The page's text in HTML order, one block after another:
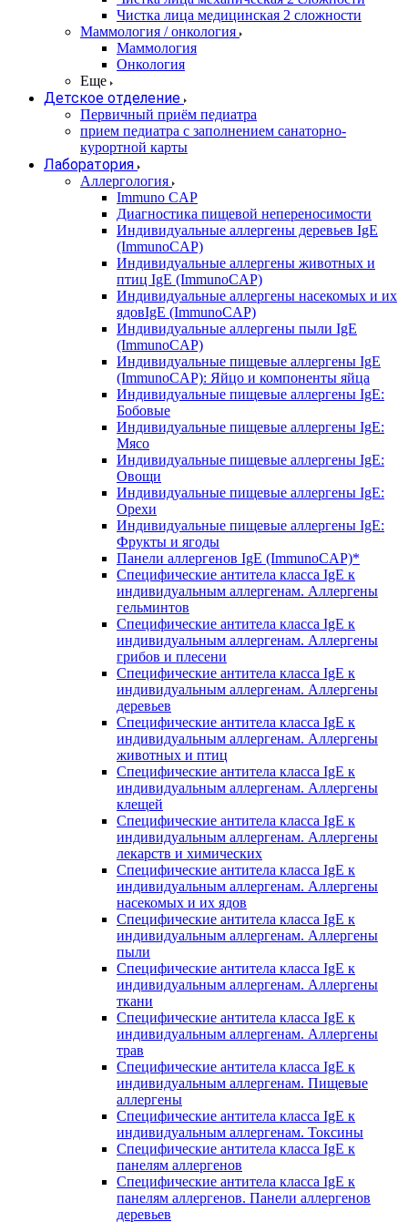
Чистка лица медицинская 2 сложности
Маммология / онкология
Маммология
Онкология
Еще
Детское отделение
Первичный приём педиатра
прием педиатра с заполнением санаторно-
курортной карты
Лаборатория
Аллергология
Immuno CAP
Диагностика пищевой непереносимости
Индивидуальные аллергены деревьев IgE
(ImmunoCAP)
Индивидуальные аллергены животных и
птиц IgE (ImmunoCAP)
Индивидуальные аллергены насекомых и их
ядовIgE (ImmunoCAP)
Индивидуальные аллергены пыли IgE
(ImmunoCAP)
Индивидуальные пищевые аллергены IgE
(ImmunoCAP): Яйцо и компоненты яйца
Индивидуальные пищевые аллергены IgE:
Бобовые
Индивидуальные пищевые аллергены IgE:
Мясо
Индивидуальные пищевые аллергены IgE:
Овощи
Индивидуальные пищевые аллергены IgE:
Орехи
Индивидуальные пищевые аллергены IgE:
Фрукты и ягоды
Панели аллергенов IgE (ImmunoCAP)*
Специфические антитела класса IgE к
индивидуальным аллергенам. Аллергены
гельминтов
Специфические антитела класса IgE к
индивидуальным аллергенам. Аллергены
грибов и плесени
Специфические антитела класса IgE к
индивидуальным аллергенам. Аллергены
деревьев
Специфические антитела класса IgE к
индивидуальным аллергенам. Аллергены
животных и птиц
Специфические антитела класса IgE к
индивидуальным аллергенам. Аллергены
клещей
Специфические антитела класса IgE к
индивидуальным аллергенам. Аллергены
лекарств и химических
Специфические антитела класса IgE к
индивидуальным аллергенам. Аллергены
насекомых и их ядов
Специфические антитела класса IgE к
индивидуальным аллергенам. Аллергены
пыли
Специфические антитела класса IgE к
индивидуальным аллергенам. Аллергены
ткани
Специфические антитела класса IgE к
индивидуальным аллергенам. Аллергены
трав
Специфические антитела класса IgE к
индивидуальным аллергенам. Пищевые
аллергены
Специфические антитела класса IgE к
индивидуальным аллергенам. Токсины
Специфические антитела класса IgE к
панелям аллергенов
Специфические антитела класса IgE к
панелям аллергенов. Панели аллергенов
деревьев